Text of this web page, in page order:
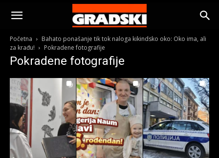
Gradski
Online
Kikinda
Početna
Bahato ponašanje tik tok naloga kikindsko oko: Oko ima, ali
za krađu!
Pokradene fotografije
Pokradene fotografije